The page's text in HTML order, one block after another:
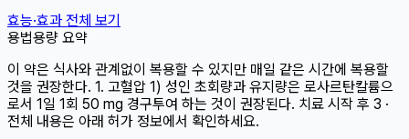
효능·효과 전체 보기
용법용량 요약
이 약은 식사와 관계없이 복용할 수 있지만 매일 같은 시간에 복용할
것을 권장한다. 1. 고혈압 1) 성인 초회량과 유지량은 로사르탄칼륨으
로서 1일 1회 50 mg 경구투여 하는 것이 권장된다. 치료 시작 후 3 ·
전체 내용은 아래 허가 정보에서 확인하세요.